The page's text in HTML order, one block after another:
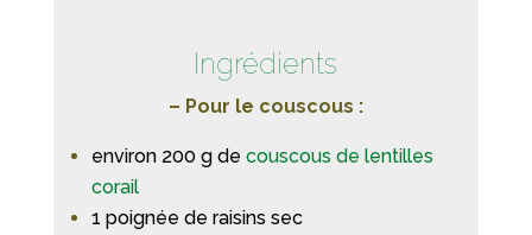
Ingrédients
– Pour le couscous :
environ 200 g de couscous de lentilles
corail
1 poignée de raisins sec